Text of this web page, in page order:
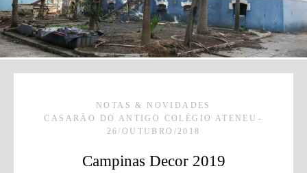
NOTAS & NOVIDADES
CASARÃO DO ANTIGO COLÉGIO ATENEU
26/OUTUBRO/2018
Campinas Decor 2019